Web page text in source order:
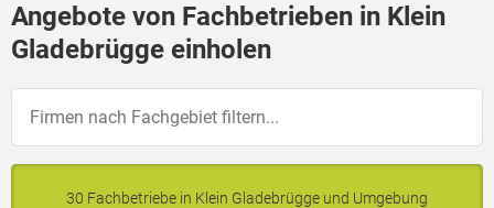
Angebote von Fachbetrieben in Klein
Gladebrügge einholen
30 Fachbetriebe in Klein Gladebrügge und Umgebung